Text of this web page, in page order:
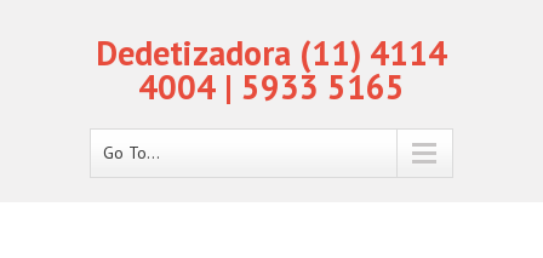
Dedetizadora (11) 4114
4004 | 5933 5165
Go To...